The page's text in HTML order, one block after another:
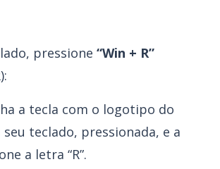
pressione“Win + R”
a tecla com o logotipo do
teclado, pressionada, e a
a letra “R”.